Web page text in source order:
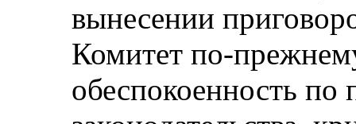
вынесении
Комитет
обеспокоенность по